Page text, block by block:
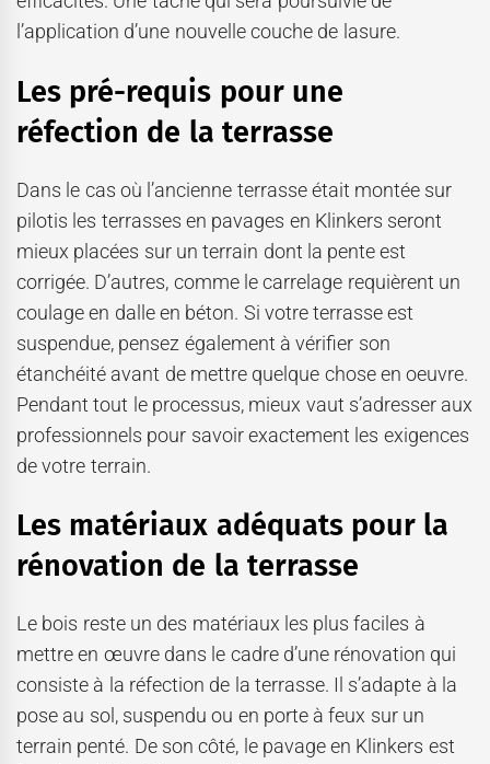
l’application d’une nouvelle couche de lasure.
Les pré-requis pour une
réfection de la terrasse
Dans le cas où l’ancienne terrasse était montée sur
pilotis les terrasses en pavages en Klinkers seront
mieux placées sur un terrain dont la pente est
corrigée. D’autres, comme le carrelage requièrent un
coulage en dalle en béton. Si votre terrasse est
suspendue, pensez également à vérifier son
étanchéité avant de mettre quelque chose en oeuvre.
Pendant tout le processus, mieux vaut s’adresser aux
professionnels pour savoir exactement les exigences
de votre terrain.
Les matériaux adéquats pour la
rénovation de la terrasse
Le bois reste un des matériaux les plus faciles à
mettre en œuvre dans le cadre d’une rénovation qui
consiste à la réfection de la terrasse. Il s’adapte à la
pose au sol, suspendu ou en porte à feux sur un
terrain penté. De son côté, le pavage en Klinkers est